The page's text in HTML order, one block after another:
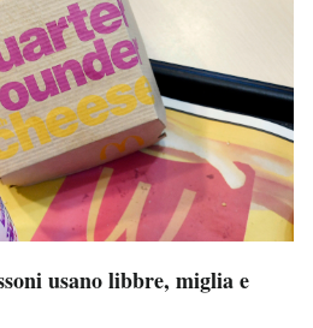
usano libbre, miglia e